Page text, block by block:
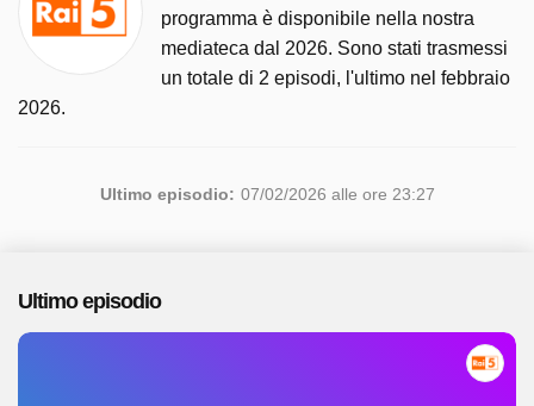
programma è disponibile nella nostra
mediateca dal 2026. Sono stati trasmessi
un totale di 2 episodi, l'ultimo nel febbraio
2026.
Ultimo episodio: 07/02/2026 alle ore 23:27
Ultimo episodio